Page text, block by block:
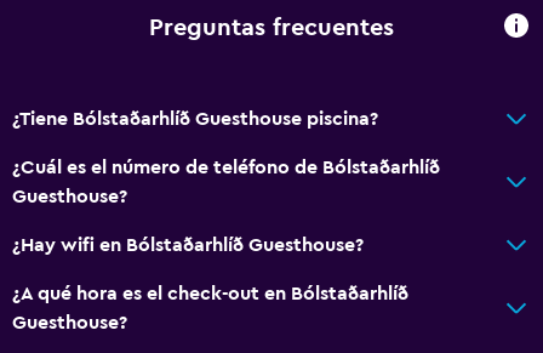
Preguntas frecuentes
¿Tiene Bólstaðarhlíð Guesthouse piscina?
¿Cuál es el número de teléfono de Bólstaðarhlíð
Guesthouse?
¿Hay wifi en Bólstaðarhlíð Guesthouse?
¿A qué hora es el check-out en Bólstaðarhlíð
Guesthouse?